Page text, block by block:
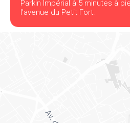
Parkin Impérial à 5 minutes à
l'avenue du Petit Fort.